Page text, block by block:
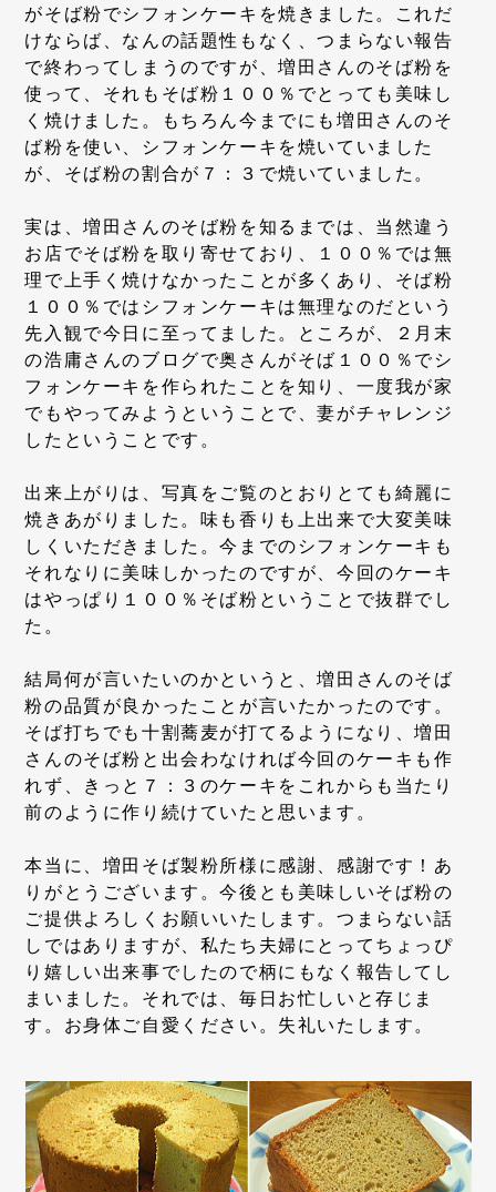
がそば粉でシフォンケーキを焼きました。これだ
けならば、なんの話題性もなく、つまらない報告
で終わってしまうのですが、増田さんのそば粉を
使って、それもそば粉１００％でとっても美味し
く焼けました。もちろん今までにも増田さんのそ
ば粉を使い、シフォンケーキを焼いていました
が、そば粉の割合が７：３で焼いていました。
実は、増田さんのそば粉を知るまでは、当然違う
お店でそば粉を取り寄せており、１００％では無
理で上手く焼けなかったことが多くあり、そば粉
１００％ではシフォンケーキは無理なのだという
先入観で今日に至ってました。ところが、２月末
の浩庸さんのブログで奥さんがそば１００％でシ
フォンケーキを作られたことを知り、一度我が家
でもやってみようということで、妻がチャレンジ
したということです。
出来上がりは、写真をご覧のとおりとても綺麗に
焼きあがりました。味も香りも上出来で大変美味
しくいただきました。今までのシフォンケーキも
それなりに美味しかったのですが、今回のケーキ
はやっぱり１００％そば粉ということで抜群でし
た。
結局何が言いたいのかというと、増田さんのそば
粉の品質が良かったことが言いたかったのです。
そば打ちでも十割蕎麦が打てるようになり、増田
さんのそば粉と出会わなければ今回のケーキも作
れず、きっと７：３のケーキをこれからも当たり
前のように作り続けていたと思います。
本当に、増田そば製粉所様に感謝、感謝です！あ
りがとうございます。今後とも美味しいそば粉の
ご提供よろしくお願いいたします。つまらない話
しではありますが、私たち夫婦にとってちょっぴ
り嬉しい出来事でしたので柄にもなく報告してし
まいました。それでは、毎日お忙しいと存じま
す。お身体ご自愛ください。失礼いたします。